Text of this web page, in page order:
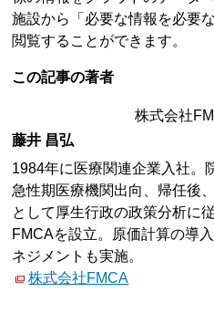
施設から「必要な情報を必要
閲覧することができます。
この記事の著者
株式会社
藤井 昌弘
1984年に医療関連企業入社。
急性期医療機関出向、帰任後
として厚生行政の政策分析に
FMCAを設立。原価計算の導
ネジメントも実施。
株式会社FMCA